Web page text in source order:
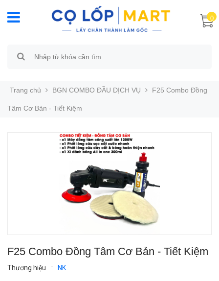
0
Trang chủ BGN COMBO ĐẦU DỊCH VỤ F25 Combo Đồng
Tâm Cơ Bản - Tiết Kiệm
F25 Combo Đồng Tâm Cơ Bản - Tiết Kiệm
Thương hiệu : NK